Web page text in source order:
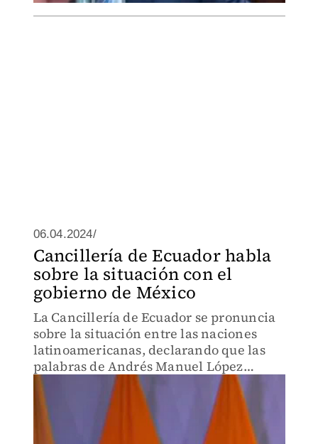
06.04.2024/
Cancillería de Ecuador habla
sobre la situación con el
gobierno de México
La Cancillería de Ecuador se pronuncia
sobre la situación entre las naciones
latinoamericanas, declarando que las
palabras de Andrés Manuel López
Obrador constituyen una intervención
en la autonomía del país, lo cual afecta
la democracia nacional.